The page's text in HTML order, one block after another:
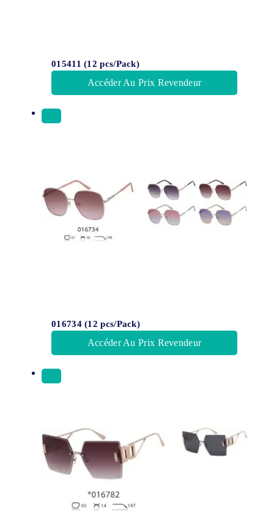
015411 (12 pcs/Pack)
Accéder Au Prix Revendeur
016734 (12 pcs/Pack)
Accéder Au Prix Revendeur